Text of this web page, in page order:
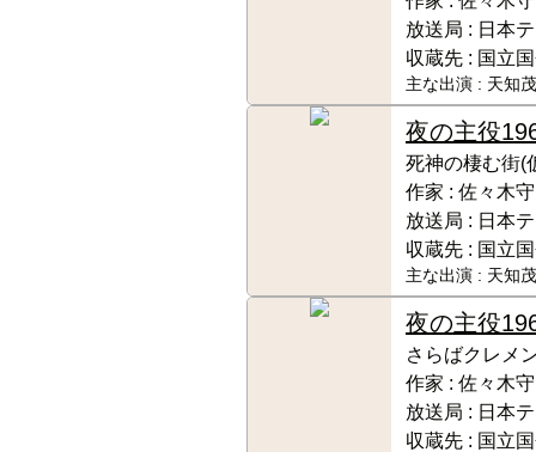
放送局 : 日本
収蔵先 : 国立
主な出演 : 天知
夜の主役
死神の棲む街(
作家 : 佐々木守
放送局 : 日本
収蔵先 : 国立
主な出演 : 天知
夜の主役
さらばクレメ
作家 : 佐々木守
放送局 : 日本
収蔵先 : 国立